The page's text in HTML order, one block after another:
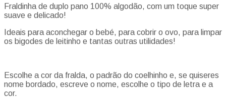
Fraldinha de duplo pano 100% algodão, com um toque super
suave e delicado!
Ideais para aconchegar o bebé, para cobrir o ovo, para limpar
os bigodes de leitinho e tantas outras utilidades!
Escolhe a cor da fralda, o padrão do coelhinho e, se quiseres
nome bordado, escreve o nome, escolhe o tipo de letra e a
cor.